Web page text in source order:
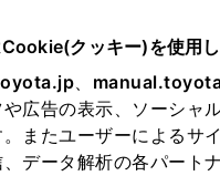
クッキー)を使用し
、
広告の表示、ソーシャ
またユーザーによるサ
データ解析の各パート
い合わせ